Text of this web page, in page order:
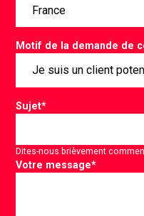
Motif de la demande de
Sujet*
Dites-nous brièvement
Votre message*